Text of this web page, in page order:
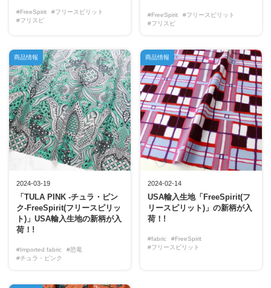
#FreeSpirit
#フリースピリット
#フリスピ
#FreeSpirit
#フリースピリット
#フリスピ
2024-03-19
「TULA PINK -チュラ・ピン
ク-FreeSpirit(フリースピリッ
ト)」USA輸入生地の新柄が入
荷！!
#Imported fabric
#恐竜
#チュラ・ピンク
商品情報
2024-02-14
USA輸入生地「FreeSpirit(フ
リースピリット)」の新柄が入
荷！!
#fabric
#FreeSpirit
#フリースピリット
商品情報